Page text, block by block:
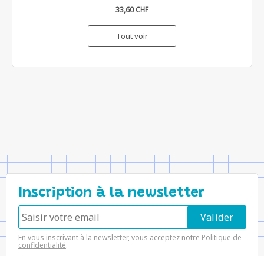
33,60 CHF
Tout voir
Inscription à la newsletter
En vous inscrivant à la newsletter, vous acceptez notre Politique de
confidentialité.